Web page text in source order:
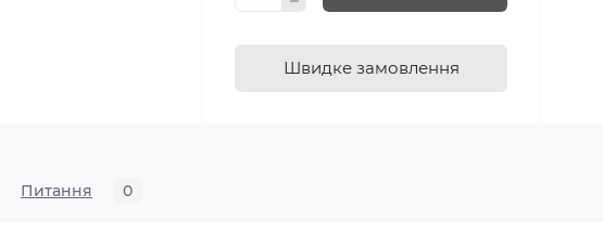
Швидке замовлення
Питання 0